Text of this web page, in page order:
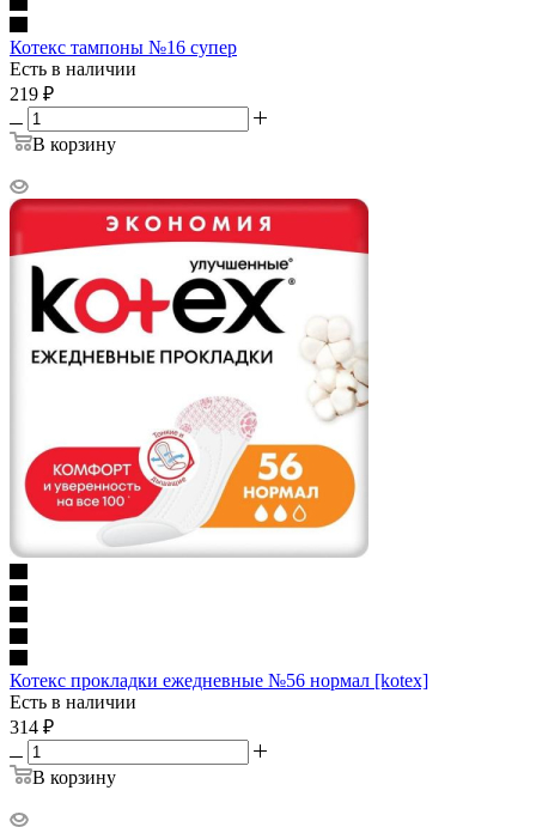
Котекс тампоны №16 супер
Есть в наличии
219 ₽
В корзину
Котекс прокладки ежедневные №56 нормал [kotex]
Есть в наличии
314 ₽
В корзину